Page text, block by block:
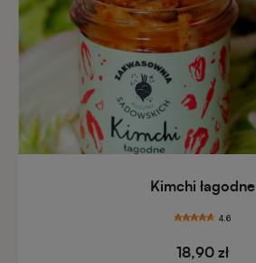
Kimchi łagodne
4.6
18,90 zł